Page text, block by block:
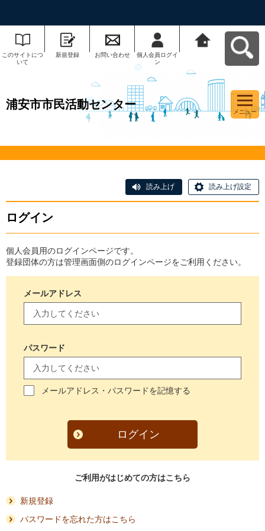
このサイトにつ
いて
新規登録 お問い合わせ
個人会員ログイ
ン
浦安市市民活動センター
メニュー
読み上げ 読み上げ設定
ログイン
個人会員用のログインページです。
登録団体の方は管理画面側のログインページをご利用ください。
メールアドレス
パスワード
メールアドレス・パスワードを記憶する
ログイン
ご利用がはじめての方はこちら
新規登録
パスワードを忘れた方はこちら